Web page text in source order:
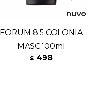
FORUM 8.5 COLONIA
MASC.100ml
$ 498